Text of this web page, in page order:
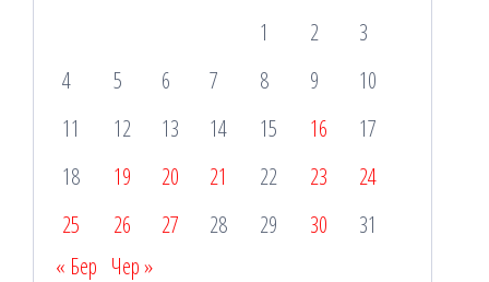
1
2
3
4
5 6 7 8 9
10
11
12 13 14 15 16
17
18
19 20 21 22 23
24
25
26 27 28 29 30
31
« Бер Чер »